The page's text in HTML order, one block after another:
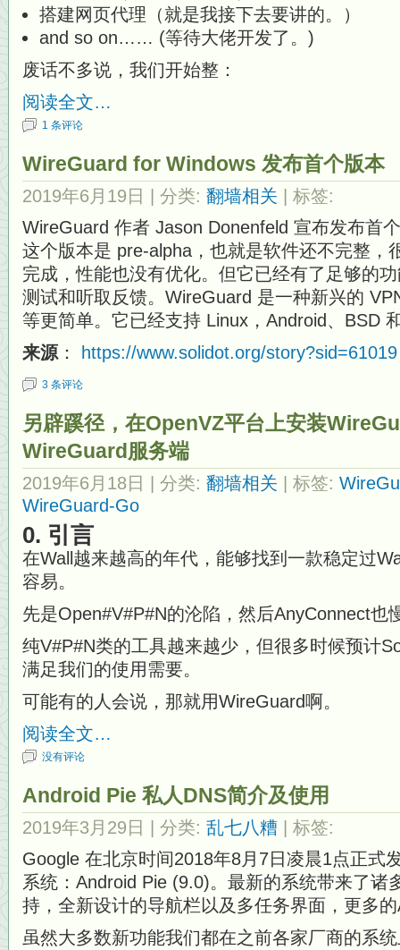
搭建网页代理（就是我接下去要讲的。）
and so on…… (等待大佬开发了。)
废话不多说，我们开始整：
阅读全文…
1 条评论
WireGuard for Windows 发布首个版本
2019年6月19日 | 分类: 翻墙相关
| 标签:
WireGuard 作者 Jason Donenfeld 宣布发布首
这个版本是 pre-alpha，也就是软件还不完整，
完成，性能也没有优化。但它已经有了足够的
测试和听取反馈。WireGuard 是一种新兴的
等更简单。它已经支持 Linux，Android、BSD
来源 ： https://www.solidot.org/story?sid=61019
3 条评论
另辟蹊径，在OpenVZ平台上安装
WireGuard服务端
2019年6月18日 | 分类: 翻墙相关 | 标签:
WireGuard-Go
0. 引言
在Wall越来越高的年代，能够找到一款稳定过
容易。
先是Open#V#P#N的沦陷，然后AnyConnect也
纯V#P#N类的工具越来越少，但很多时候预计
满足我们的使用需要。
可能有的人会说，那就用WireGuard啊。
阅读全文…
没有评论
Android Pie 私人DNS简介及使用
2019年3月29日 | 分类: 乱七八糟
| 标签:
Google 在北京时间2018年8月7日凌晨1点正式
系统：Android Pie (9.0)。最新的系统带来了诸
持，全新设计的导航栏以及多任务界面，更多
虽然大多数新功能我们都在之前各家厂商的系